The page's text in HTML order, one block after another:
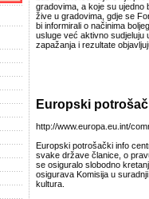
gradovima, a koje su ujedno
žive u gradovima, gdje se
bi informirali o načinima
usluge već aktivno sudjeluju
zapažanja i rezultate
Europski
http://www.europa.eu.int/
Europski potrošački info
svake države članice, o
se osiguralo slobodno
osigurava Komisija u
kultura.